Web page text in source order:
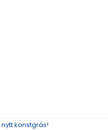
konstgräs!